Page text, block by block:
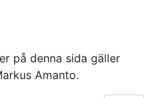
på denna sida gäller
Amanto.